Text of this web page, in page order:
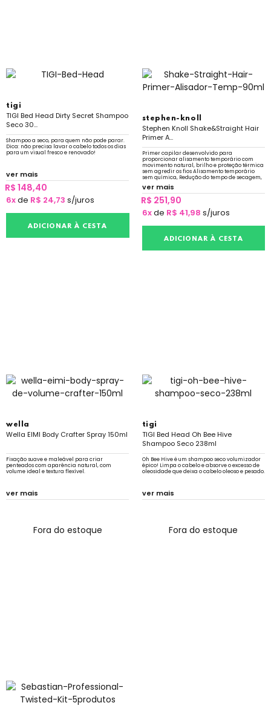
tigi
TIGI Bed Head Dirty Secret Shampoo
Seco 30...
Shampoo a seco, para quem não pode parar.
Dica: não precisa lavar o cabelo todos os dias
para um visual fresco e renovado!
ver mais
R$ 148,40
6xde R$ 24,73 s/juros
ADICIONAR À CESTA
stephen-knoll
Stephen Knoll Shake&Straight Hair
Primer A...
Primer capilar desenvolvido para
proporcionar alisamento temporário com
movimento natural, brilho e proteção térmica
sem agredir os fios Alisamento temporário
sem química, Redução do tempo de secagem,
Proteção térmica e Nutrição capilar
ver mais
R$ 251,90
6xde R$ 41,98 s/juros
ADICIONAR À CESTA
wella
Wella EIMI Body Crafter Spray 150ml
Fixação suave e maleável para criar
penteados com aparência natural, com
volume ideal e textura flexível.
ver mais
Fora do estoque
tigi
TIGI Bed Head Oh Bee Hive
Shampoo Seco 238ml
Oh Bee Hive é um shampoo seco volumizador
épico! Limpa o cabelo e absorve o excesso de
oleosidade que deixa o cabelo oleoso e pesado.
ver mais
Fora do estoque